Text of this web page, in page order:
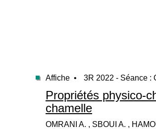
Affiche • 3R 2022 - Séance :
Propriétés physico-
chamelle
OMRANI A. , SBOUI A. ,